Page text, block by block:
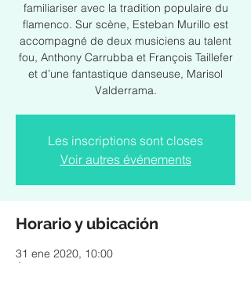
familiariser avec la tradition populaire du
flamenco. Sur scène, Esteban Murillo est
accompagné de deux musiciens au talent
fou, Anthony Carrubba et François Taillefer
et d’une fantastique danseuse, Marisol
Valderrama.
Les inscriptions sont closes
Voir autres événements
Horario y ubicación
31 ene 2020, 10:00